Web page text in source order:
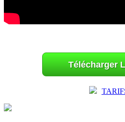
Télécharger